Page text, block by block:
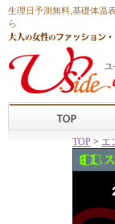
生理日予測無料 基礎体温
ら
TOP > エ